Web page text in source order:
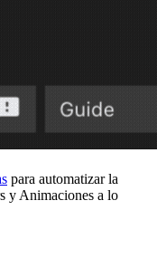
para automatizar la
y Animaciones a lo